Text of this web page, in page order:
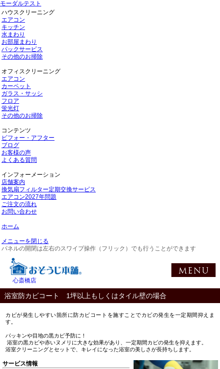
モーダルテスト
ハウスクリーニング
エアコン
キッチン
水まわり
お部屋まわり
パックサービス
その他のお掃除
オフィスクリーニング
エアコン
カーペット
ガラス・サッシ
フロア
蛍光灯
その他のお掃除
コンテンツ
ビフォー・アフター
ブログ
お客様の声
よくある質問
インフォーメーション
店舗案内
換気扇フィルター定期交換サービス
エアコン2027年問題
ご注文の流れ
お問い合わせ
ホーム
メニューを閉じる
パネルの開閉は左右のスワイプ操作（フリック）でも行うことができます
心斎橋店
浴室防カビコート 1坪以上もしくはタイル壁の場合
カビが発生しやすい箇所に防カビコートを施すことでカビの発生を一定期間抑えま
す。
パッキンや目地の黒カビ予防に！
浴室の黒カビや赤いヌメリに大きな効果があり、一定期間カビの発生を抑えます。
浴室クリーニングとセットで、キレイになった浴室の美しさが長持ちします。
サービス情報